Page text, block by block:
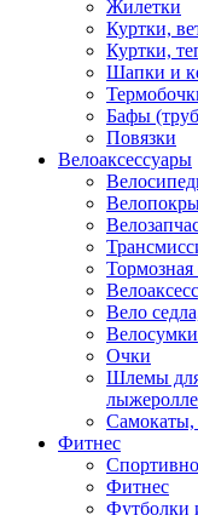
Жилетки
Куртки,
Куртки,
Шапки и
Бафы
Повязки
Велоаксессуары
Тормозная
Вело
Велосумки
Очки
Шлемы для
Самокаты,
Фитнес
Фитнес
Футболки